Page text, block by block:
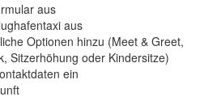
aus
aus
Optionen hinzu (Meet & Greet,
Sitzerhöhung oder Kindersitze)
ein